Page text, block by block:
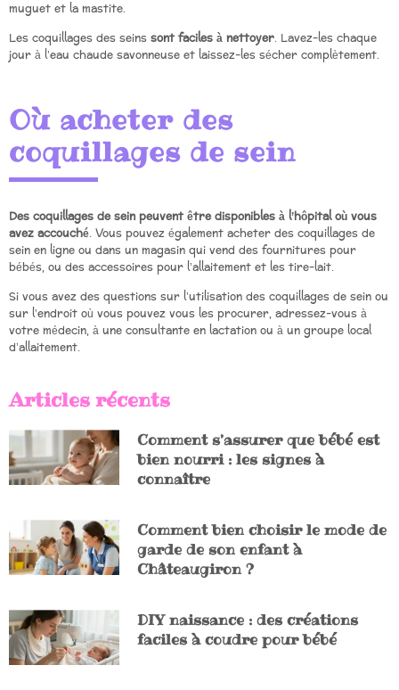
muguet et la mastite.
Les coquillages des seins sont faciles à nettoyer. Lavez-les chaque
jour à l’eau chaude savonneuse et laissez-les sécher complètement.
Où acheter des
coquillages de sein
Des coquillages de sein peuvent être disponibles à l’hôpital où vous
avez accouché. Vous pouvez également acheter des coquillages de
sein en ligne ou dans un magasin qui vend des fournitures pour
bébés, ou des accessoires pour l’allaitement et les tire-lait.
Si vous avez des questions sur l’utilisation des coquillages de sein ou
sur l’endroit où vous pouvez vous les procurer, adressez-vous à
votre médecin, à une consultante en lactation ou à un groupe local
d’allaitement.
Articles récents
Comment s’assurer que bébé est
bien nourri : les signes à
connaître
Comment bien choisir le mode de
garde de son enfant à
Châteaugiron ?
DIY naissance : des créations
faciles à coudre pour bébé